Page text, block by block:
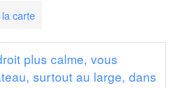
carte
plus calme, vous
surtout au large, dans